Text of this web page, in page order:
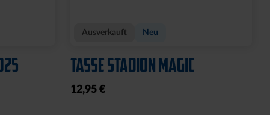
Ausverkauft Neu
TASSE STADION MAGIC
12,95 €